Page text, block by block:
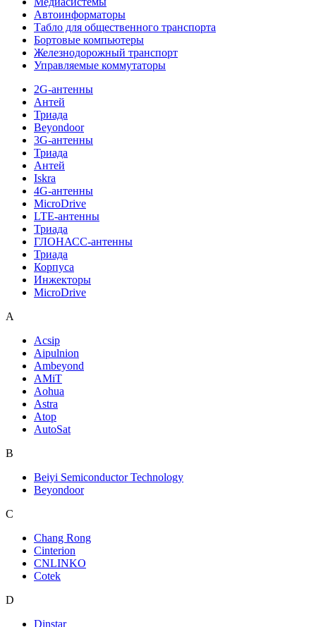
Автоинформаторы
Табло для общественного транспорта
Бортовые компьютеры
Железнодорожный транспорт
Управляемые коммутаторы
2G-антенны
Антей
Триада
Beyondoor
3G-антенны
Триада
Антей
Iskra
4G-антенны
MicroDrive
LTE-антенны
Триада
ГЛОНАСС-антенны
Триада
Корпуса
Инжекторы
MicroDrive
A
Acsip
Aipulnion
Ambeyond
AMiT
Aohua
Astra
Atop
AutoSat
B
Beiyi Semiconductor Technology
Beyondoor
C
Chang Rong
Cinterion
CNLINKO
Cotek
D
Dinstar